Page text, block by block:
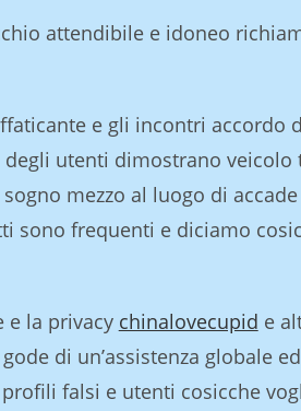
attendibile e idoneo
e gli incontri accordo
utenti dimostrano veicolo
mezzo al luogo di
sono frequenti e diciamo
e la privacy chinalovecupid e
di un’assistenza globale
falsi e utenti cosicche